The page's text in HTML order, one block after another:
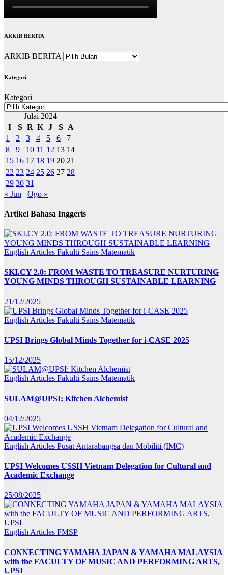
ARKIB BERITA
ARKIB BERITA
Kategori
Kategori
Julai 2024
I
S R K J S
A
1
2 3 4 5 6
7
8
9 10 11 12 13 14
15 16 17 18 19 20 21
22 23 24 25 26 27 28
29 30 31
« Jun
Ogo »
Artikel Bahasa Inggeris
English Articles Fakulti Sains Matematik
SKI.CY 2.0: FROM WASTE TO TREASURE NURTURING
YOUNG MINDS THROUGH SUSTAINABLE LEARNING
21/12/2025
English Articles Fakulti Sains Matematik
UPSI Brings Global Minds Together for i-CASE 2025
15/12/2025
English Articles Fakulti Sains Matematik
SULAM@UPSI: Kitchen Alchemist
04/12/2025
English Articles Pusat Antarabangsa dan Mobiliti (IMC)
UPSI Welcomes USSH Vietnam Delegation for Cultural and
Academic Exchange
25/08/2025
English Articles FMSP
CONNECTING YAMAHA JAPAN & YAMAHA MALAYSIA
with the FACULTY OF MUSIC AND PERFORMING ARTS,
UPSI